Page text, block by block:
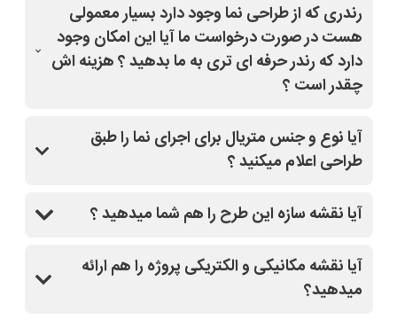
رندری که از طراحی نما وجود دارد بسیار معمولی
هست در صورت درخواست ما آیا این امکان وجود
دارد که رندر حرفه ای تری به ما بدهید ؟ هزینه اش
چقدر است ؟
تغییرات(مشاوره رایگان)،سفارش خودتون رو ثبت کنید،
سپس از دفتر فنی سایت نماپلان باهاتون تماس میگیرند
آیا نوع و جنس متریال برای اجرای نما را طبق
طراحی اعلام میکنید ؟
آیا نقشه سازه این طرح را هم شما میدهید ؟
آیا نقشه مکانیکی و الکتریکی پروژه را هم ارائه
میدهید؟